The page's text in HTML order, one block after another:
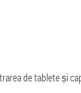
de tablete și